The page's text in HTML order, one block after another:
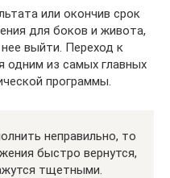
или окончив срок
для боков и живота,
выйти. Переход к
одним из самых главных
программы.
неправильно, то
быстро вернутся,
тщетными.